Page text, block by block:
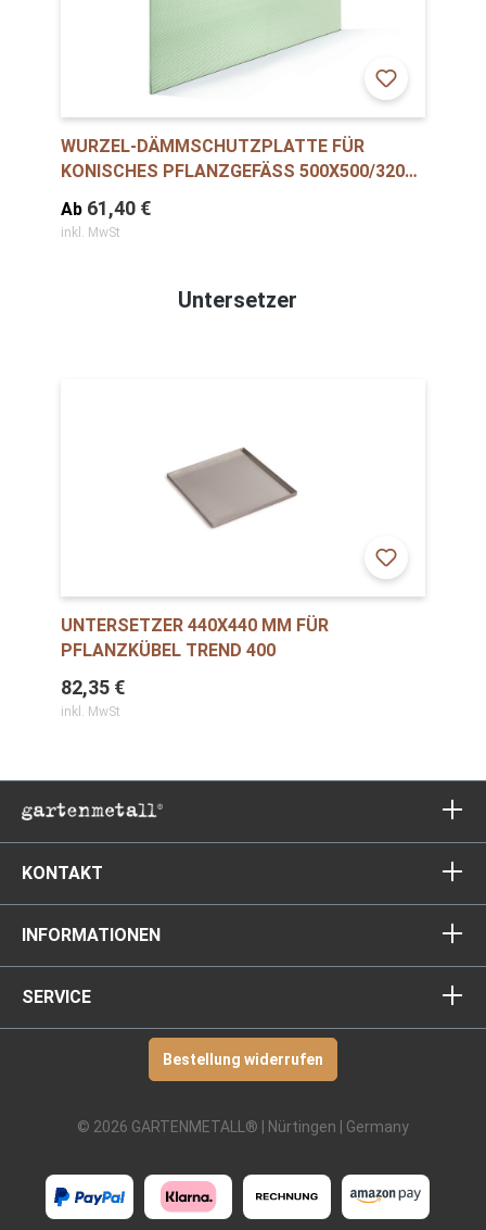
WURZEL-DÄMMSCHUTZPLATTE FÜR
KONISCHES PFLANZGEFÄSS 500X500/320 M
Ab 61,40 €
inkl. MwSt
Untersetzer
UNTERSETZER 440X440 MM FÜR
PFLANZKÜBEL TREND 400
82,35 €
inkl. MwSt
KONTAKT
INFORMATIONEN
SERVICE
Bestellung widerrufen
© 2026 GARTENMETALL® | Nürtingen | Germany